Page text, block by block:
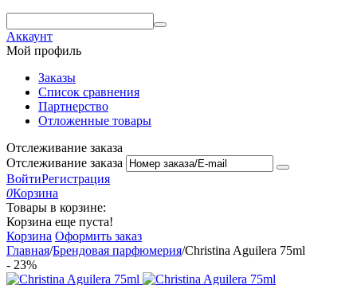
Аккаунт
Мой профиль
Заказы
Список сравнения
Партнерство
Отложенные товары
Отслеживание заказа
Отслеживание заказа
ВойтиРегистрация
0Корзина
Товары в корзине:
Корзина еще пуста!
Корзина Оформить заказ
Главная/Брендовая парфюмерия/Christina Aguilera 75ml
- 23%